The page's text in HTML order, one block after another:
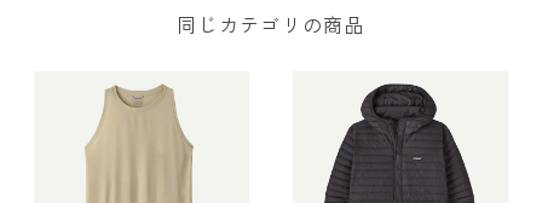
同じカテゴリの商品